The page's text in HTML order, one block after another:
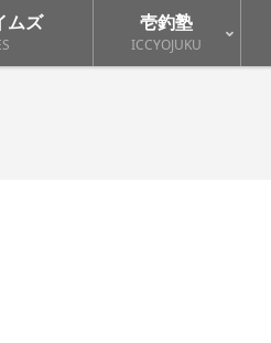
ムズ 壱釣塾
ICCYOJUKU